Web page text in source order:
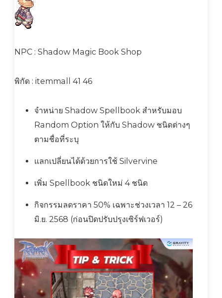
NPC : Shadow Magic Book Shop
พิกัด : itemmall 41 46
จำหน่าย Shadow Spellbook สำหรับมอบ
Random Option ให้กับ Shadow ชนิดต่างๆ
ตามชื่อที่ระบุ
แลกเปลี่ยนได้ด้วยการใช้ Silvervine
เพิ่ม Spellbook ชนิดใหม่ 4 ชนิด
กิจกรรมลดราคา 50% เฉพาะช่วงเวลา 12 – 26
มิ.ย. 2568 (ก่อนปิดปรับปรุงเซิร์ฟเวอร์)